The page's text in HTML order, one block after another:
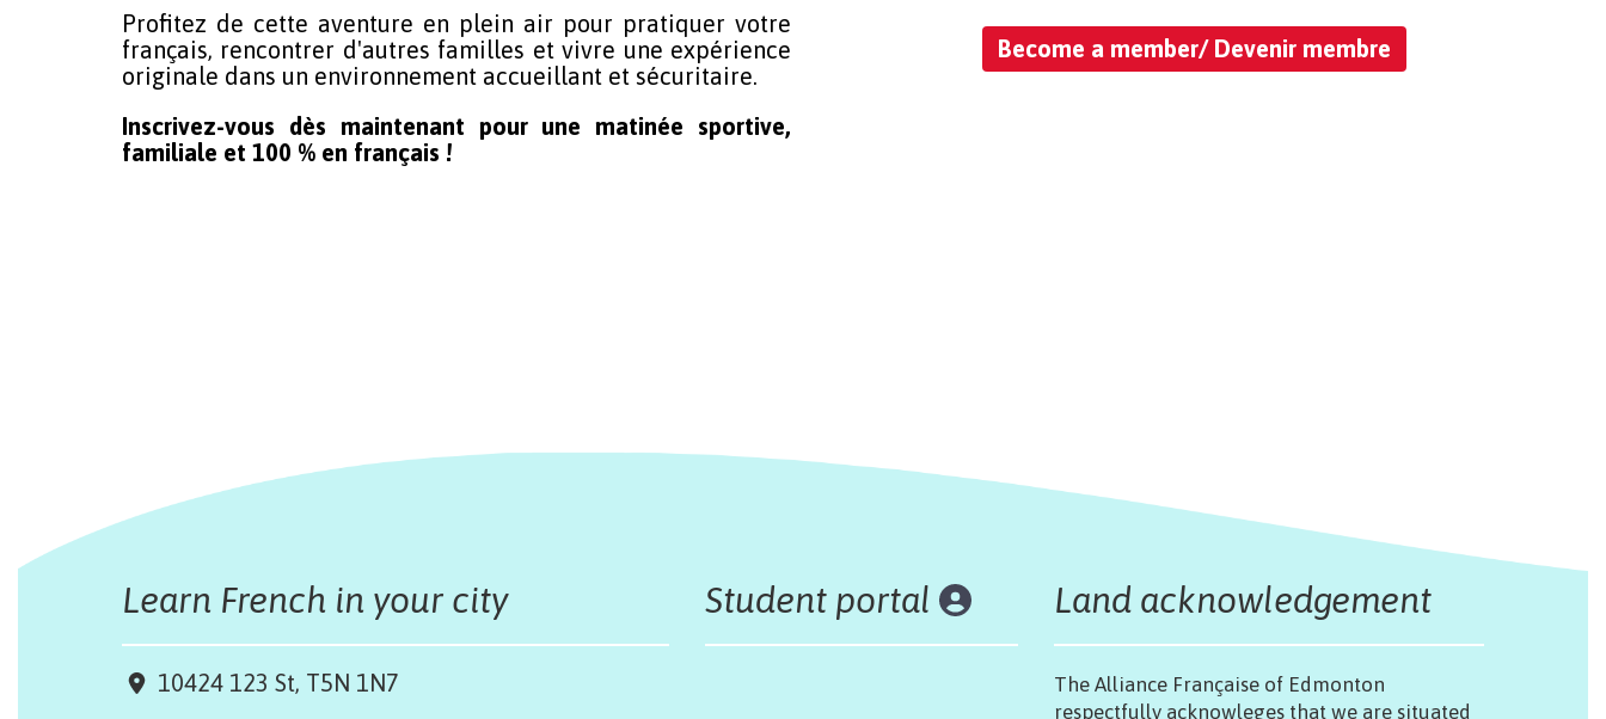
Profitez de cette aventure en plein air pour pratiquer votre
français, rencontrer d'autres familles et vivre une expérience
originale dans un environnement accueillant et sécuritaire.
Inscrivez-vous dès maintenant pour une matinée sportive,
familiale et 100 % en français !
Become a member/ Devenir membre
Become a member/ Devenir membre
Learn French in your city
10424 123 St, T5N 1N7
Student portal Land acknowledgement
The Alliance Française of Edmonton
respectfully acknowleges that we are situated